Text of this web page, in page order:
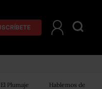
El Plumaje Hablemos de